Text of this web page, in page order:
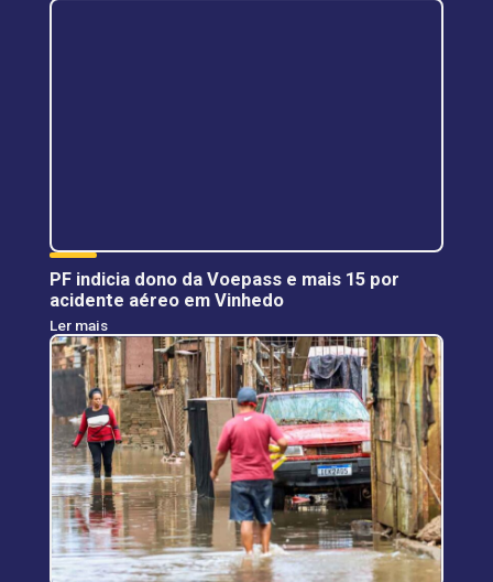
PF indicia dono da Voepass e mais 15 por
acidente aéreo em Vinhedo
Ler mais